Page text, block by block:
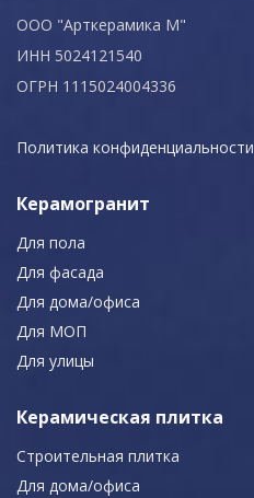
ООО "Арткерамика М"
ИНН 5024121540
ОГРН 1115024004336
Политика конфиденциальности
Керамогранит
Для пола
Для фасада
Для дома/офиса
Для МОП
Для улицы
Керамическая плитка
Строительная плитка
Для дома/офиса